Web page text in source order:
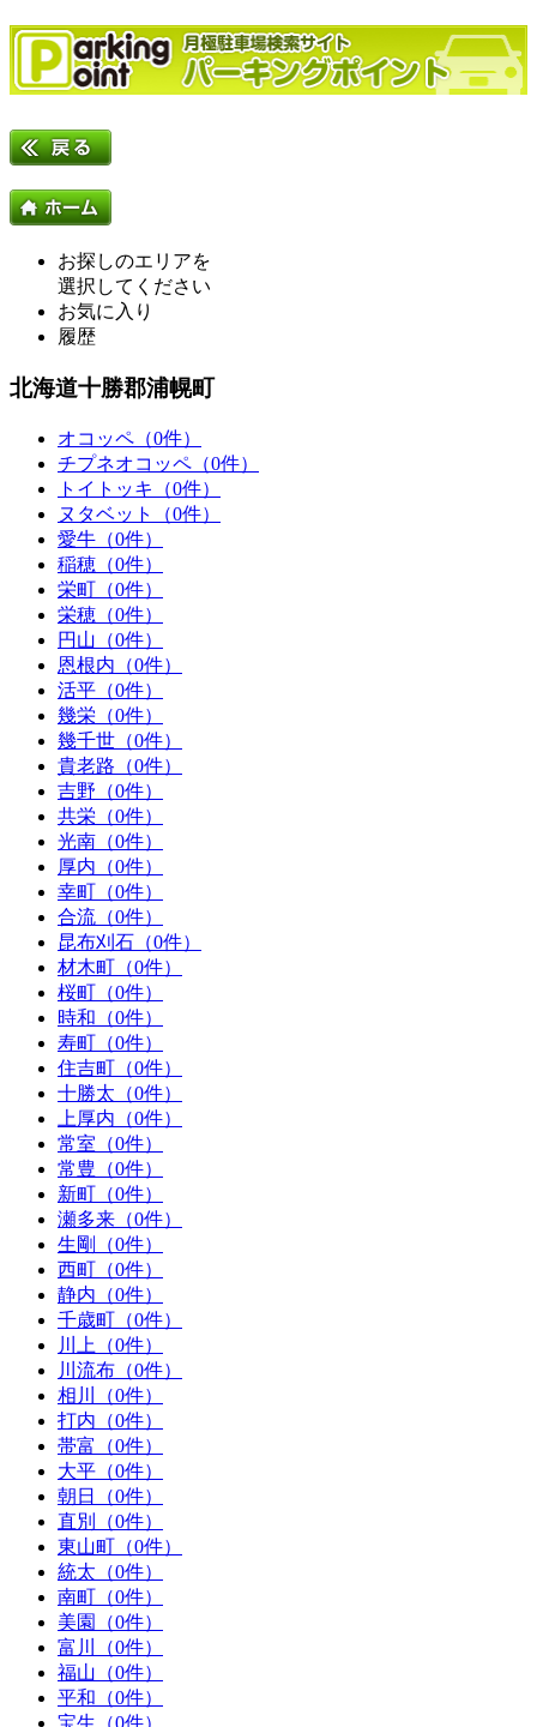
お探しのエリアを
選択してください
お気に入り
履歴
北海道十勝郡浦幌町
オコッペ（0件）
チプネオコッペ（0件）
トイトッキ（0件）
ヌタベット（0件）
愛牛（0件）
稲穂（0件）
栄町（0件）
栄穂（0件）
円山（0件）
恩根内（0件）
活平（0件）
幾栄（0件）
幾千世（0件）
貴老路（0件）
吉野（0件）
共栄（0件）
光南（0件）
厚内（0件）
幸町（0件）
合流（0件）
昆布刈石（0件）
材木町（0件）
桜町（0件）
時和（0件）
寿町（0件）
住吉町（0件）
十勝太（0件）
上厚内（0件）
常室（0件）
常豊（0件）
新町（0件）
瀬多来（0件）
生剛（0件）
西町（0件）
静内（0件）
千歳町（0件）
川上（0件）
川流布（0件）
相川（0件）
打内（0件）
帯富（0件）
大平（0件）
朝日（0件）
直別（0件）
東山町（0件）
統太（0件）
南町（0件）
美園（0件）
富川（0件）
福山（0件）
平和（0件）
宝生（0件）